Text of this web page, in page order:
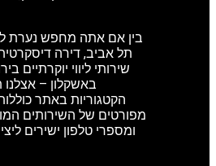
בין אם אתה מחפש נערת
תל אביב, דירה
שירותי ליווי יוקרתיים
באשקלון –
הקטגוריות באתר
מפורטים של השירותים
ומספרי טלפון ישירים